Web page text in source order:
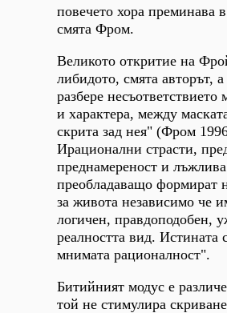
повечето хора преминава
смята Фром.
Великото откритие на
либидото, смята авторът,
разбере
и характера, между
скрита зад нея" (Фром
Ирационални страсти,
преднамереност и
преобладаващо формират
за живота независимо че
логичен, правдоподобен,
реалността вид. Истината
мнимата рационалност".
Битийният модус е
той не стимулира